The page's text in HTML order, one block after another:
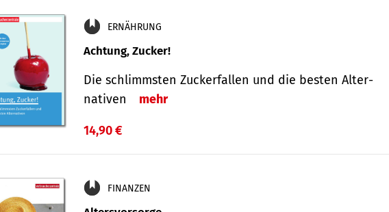
ERNÄHRUNG
Achtung, Zucker!
Die schlimmsten Zucker­fallen und die besten Alter­
nativen
mehr
14,90 €
FINANZEN